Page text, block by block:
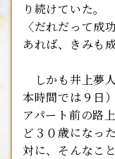
り続けていた。
〈だれだって成
あれば、きみも
しかも井上夢
本時間では９日
アパート前の路
ど３０歳になっ
対に、そんなこ